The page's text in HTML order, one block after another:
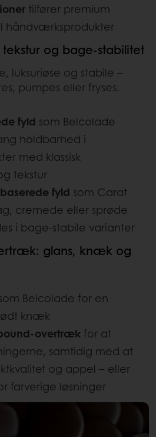
tilfører premium
håndværksprodukter
og bage-stabilitet
luksuriøse og stabile –
pumpes eller fryses.
fyld som Belcolade
holdbarhed i
med klassisk
tekstur
fyld som Carat
cremede eller sprøde
i bage-stabile varianter
glans, knæk og
Belcolade for en
knæk
overtræk for at
samtidig med at
og appel – eller
farverige løsninger